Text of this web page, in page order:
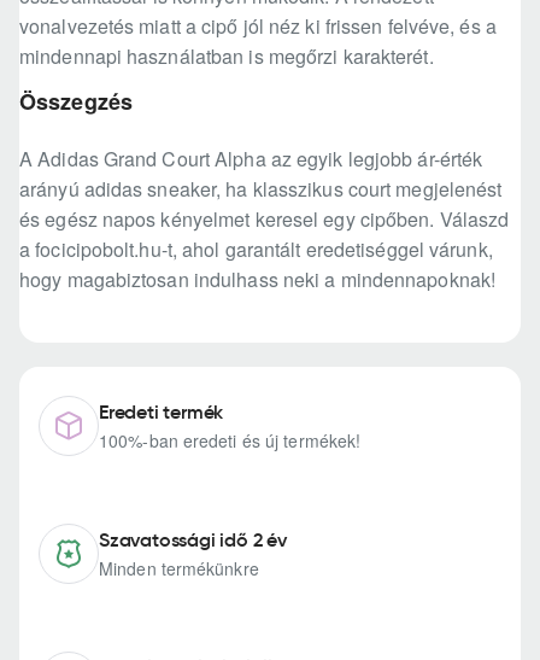
vonalvezetés miatt a cipő jól néz ki frissen felvéve, és a
mindennapi használatban is megőrzi karakterét.
Összegzés
A Adidas Grand Court Alpha az egyik legjobb ár-érték
arányú adidas sneaker, ha klasszikus court megjelenést
és egész napos kényelmet keresel egy cipőben. Válaszd
a focicipobolt.hu-t, ahol garantált eredetiséggel várunk,
hogy magabiztosan indulhass neki a mindennapoknak!
Eredeti termék
100%-ban eredeti és új termékek!
Szavatossági idő 2 év
Minden termékünkre